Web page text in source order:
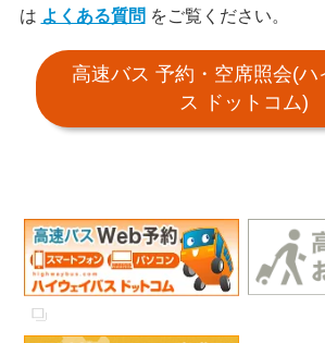
は よくある質問 をご覧ください。
高速バス 予約・空席照会(ハ
ス ドットコム)